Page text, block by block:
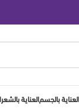
العناية بالجسم العناية بالشعر